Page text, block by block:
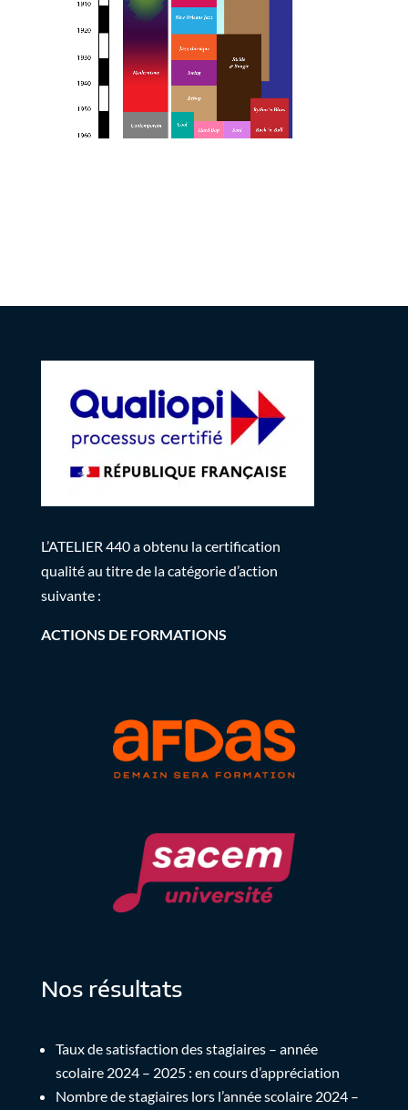
L’ATELIER 440 a obtenu la certification
qualité au titre de la catégorie d’action
suivante :
ACTIONS DE FORMATIONS
Nos résultats
Taux de satisfaction des stagiaires – année
scolaire 2024 – 2025 : en cours d’appréciation
Nombre de stagiaires lors l’année scolaire 2024 –